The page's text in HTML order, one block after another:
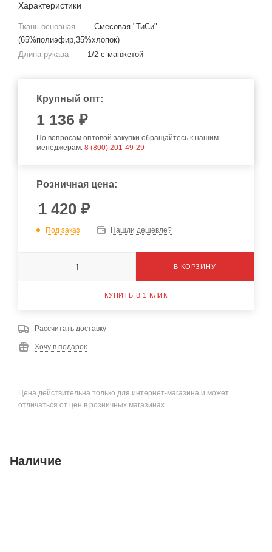
Характеристики
Ткань основная — Смесовая "ТиСи"
(65%полиэфир,35%хлопок)
Длина рукава — 1/2 с манжетой
Крупный опт:
1 136 ₽
По вопросам оптовой закупки обращайтесь к нашим
менеджерам: 8 (800) 201-49-29
Розничная цена:
1 420 ₽
Под заказ Нашли дешевле?
В КОРЗИНУ
КУПИТЬ В 1 КЛИК
Рассчитать доставку
Хочу в подарок
Цена действительна только для интернет-магазина и может
отличаться от цен в розничных магазинах
Наличие